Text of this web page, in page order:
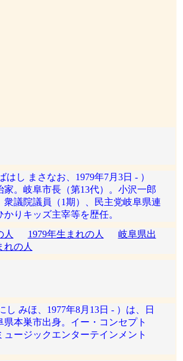
はし まさなお、1979年7月3日 - ）
家。岐阜市長（第13代）。小沢一郎
衆議院議員（1期）、民主党岐阜県連
りキッズ主宰等を歴任。
人
1979年生まれの人
岐阜県出
れの人
し みほ、1977年8月13日 - ）は、日
県本巣市出身。イー・コンセプト
ュージックエンターテインメント